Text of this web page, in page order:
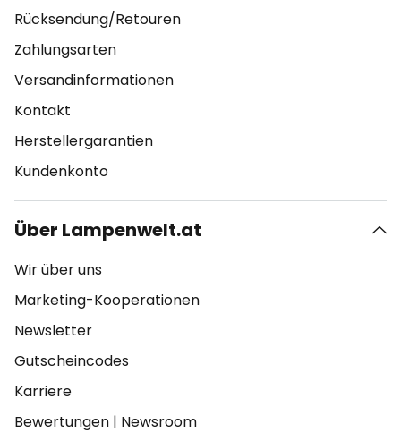
Rücksendung/Retouren
Zahlungsarten
Versandinformationen
Kontakt
Herstellergarantien
Kundenkonto
Über Lampenwelt.at
Wir über uns
Marketing-Kooperationen
Newsletter
Gutscheincodes
Karriere
Bewertungen | Newsroom